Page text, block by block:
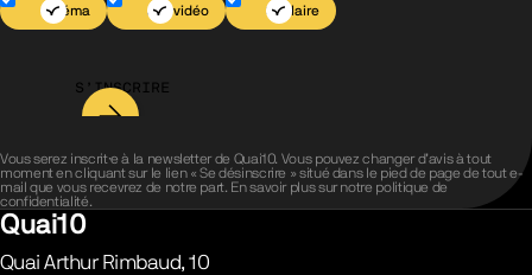
Cinéma Jeu vidéo Scolaire
S’INSCRIRE
Vous serez inscrit·e à la newsletter de Quai10. Vous pouvez changer d’avis à tout
moment en cliquant sur le lien « Se désinscrire » situé dans le pied de page de tout e-
mail que vous recevrez de notre part. En savoir plus sur notre politique de
confidentialité.
Quai10
Quai Arthur Rimbaud, 10